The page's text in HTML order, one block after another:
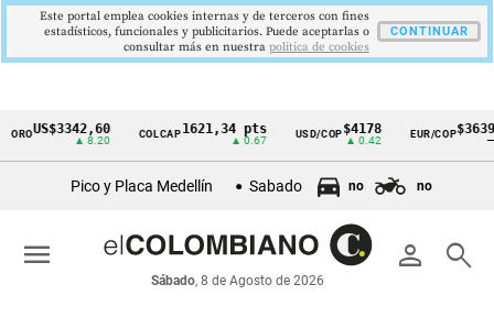
Cintillo
económicos
Colombia
US$3342,60
▲ 8.20
COLCAP1621,34 pts
▲ 0.67
USD/COP $4178
▲ 0.42
EUR/COP$3639
Pico y Placa Medellín Sabado no no
person search
Sábado, 8 de Agosto de 2026
menu
Este portal emplea cookies internas y de terceros con fines
estadísticos, funcionales y publicitarios. Puede aceptarlas o
consultar más en nuestra politica de cookies
CONTINUAR